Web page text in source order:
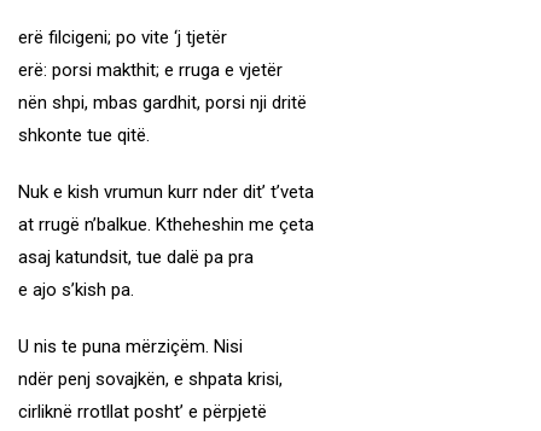
erë filcigeni; po vite ‘j tjetër
erë: porsi makthit; e rruga e vjetër
nën shpi, mbas gardhit, porsi nji dritë
shkonte tue qitë.
Nuk e kish vrumun kurr nder dit’ t’veta
at rrugë n’balkue. Ktheheshin me çeta
asaj katundsit, tue dalë pa pra
e ajo s’kish pa.
U nis te puna mërziçëm. Nisi
ndër penj sovajkën, e shpata krisi,
cirliknë rrotllat posht’ e përpjetë